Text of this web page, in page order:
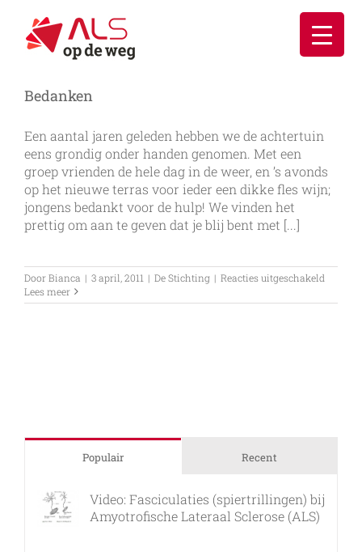
inhoud
Bedanken
Een aantal jaren geleden hebben we de achtertuin
eens grondig onder handen genomen. Met een
groep vrienden de hele dag in de weer, en ’s avonds
op het nieuwe terras voor ieder een dikke fles wijn;
jongens bedankt voor de hulp! We vinden het
prettig om aan te geven dat je blij bent met [...]
DoorBianca | 3 april, 2011 | De Stichting | Reacties uitgeschakeld
Lees meer
Populair Recent
Video: Fasciculaties (spiertrillingen) bij
Amyotrofische Lateraal Sclerose (ALS)